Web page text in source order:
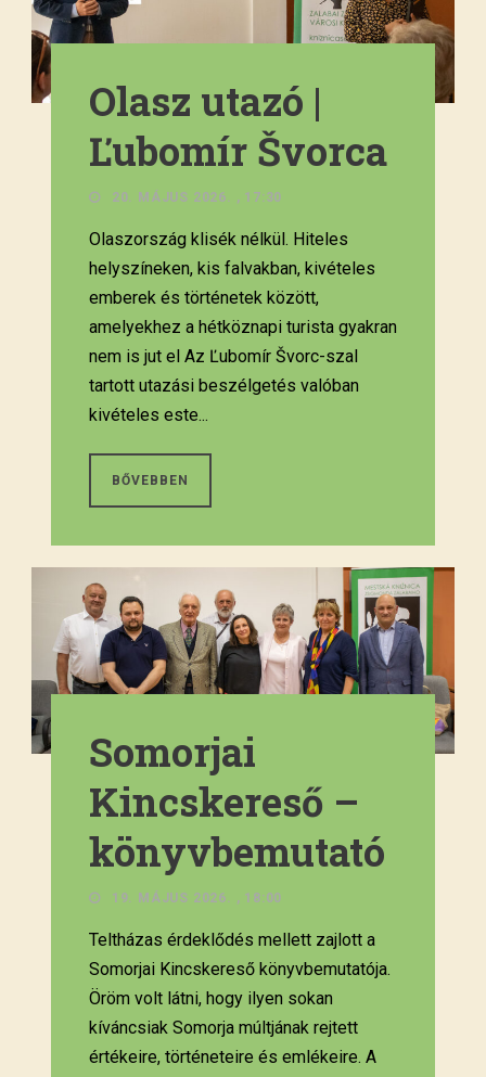
Olasz utazó |
Ľubomír Švorca
20. MÁJUS 2026. , 17:30
Olaszország klisék nélkül. Hiteles
helyszíneken, kis falvakban, kivételes
emberek és történetek között,
amelyekhez a hétköznapi turista gyakran
nem is jut el Az Ľubomír Švorc-szal
tartott utazási beszélgetés valóban
kivételes este...
BŐVEBBEN
Somorjai
Kincskereső –
könyvbemutató
19. MÁJUS 2026. , 18:00
Teltházas érdeklődés mellett zajlott a
Somorjai Kincskereső könyvbemutatója.
Öröm volt látni, hogy ilyen sokan
kíváncsiak Somorja múltjának rejtett
értékeire, történeteire és emlékeire. A